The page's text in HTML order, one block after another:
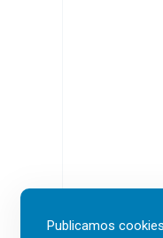
Publicamos